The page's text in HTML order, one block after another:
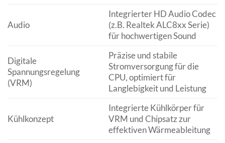
Audio
Integrierter HD Audio Codec
(z.B. Realtek ALC8xx Serie)
für hochwertigen Sound
Digitale
Spannungsregelung
(VRM)
Präzise und stabile
Stromversorgung für die
CPU, optimiert für
Langlebigkeit und Leistung
Kühlkonzept
Integrierte Kühlkörper für
VRM und Chipsatz zur
effektiven Wärmeableitung